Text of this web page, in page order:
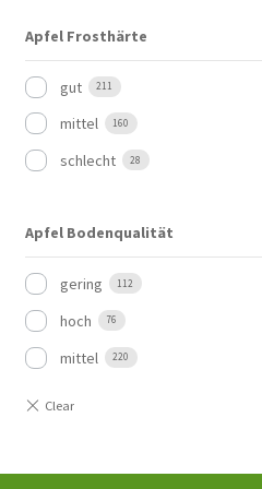
Apfel Frosthärte
gut 211
mittel 160
schlecht 28
Apfel Bodenqualität
gering 112
hoch 76
mittel 220